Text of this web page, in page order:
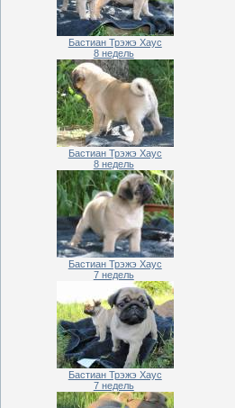
Бастиан Трэжэ Хаус
8 недель
Бастиан Трэжэ Хаус
8 недель
Бастиан Трэжэ Хаус
7 недель
Бастиан Трэжэ Хаус
7 недель